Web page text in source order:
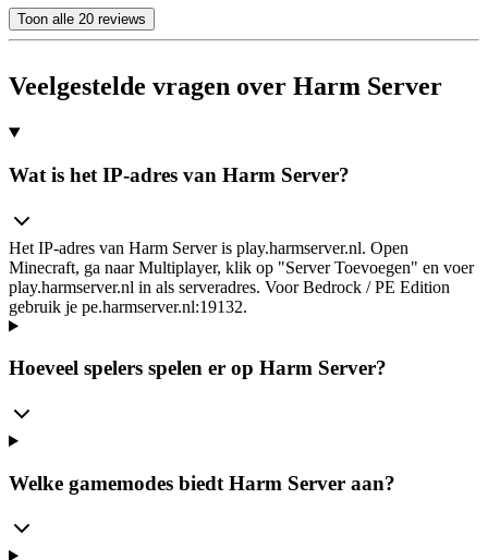
Toon alle 20 reviews
Veelgestelde vragen over Harm Server
Wat is het IP-adres van Harm Server?
Het IP-adres van Harm Server is play.harmserver.nl. Open
Minecraft, ga naar Multiplayer, klik op "Server Toevoegen" en voer
play.harmserver.nl in als serveradres. Voor Bedrock / PE Edition
gebruik je pe.harmserver.nl:19132.
Hoeveel spelers spelen er op Harm Server?
Welke gamemodes biedt Harm Server aan?